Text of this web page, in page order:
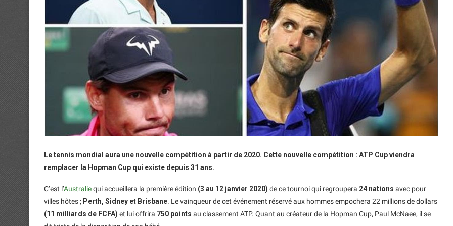
Le tennis mondial aura une nouvelle compétition à partir de 2020. Cette nouvelle compétition : ATP Cup viendra
remplacer la Hopman Cup qui existe depuis 31 ans.
C’est l’Australiequi accueillera la première édition (3 au 12 janvier 2020) de ce tournoi qui regroupera 24 nations avec pour
villes hôtes ; Perth, Sidney et Brisbane. Le vainqueur de cet événement réservé aux hommes empochera 22 millions de dollars
(11 milliards de FCFA) et lui offrira 750 points au classement ATP. Quant au créateur de la Hopman Cup, Paul McNaee, il se